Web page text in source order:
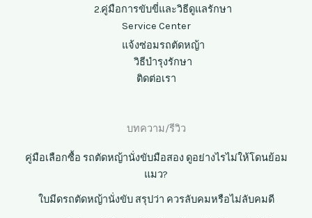
2.คู่มือการขับขี่และวิธีดูแลรักษา
Service Center
แจ้งซ่อมรถตัดหญ้า
วิธีบำรุงรักษา
ติดต่อเรา
บทความ/รีวิว
คู่มือเลือกซื้อ รถตัดหญ้านั่งขับมือสอง ดูอย่างไรไม่ให้โดนย้อม
แมว?
ใบมีดรถตัดหญ้านั่งขับ สรุปว่า ควรลับคมหรือไม่ลับคมดี